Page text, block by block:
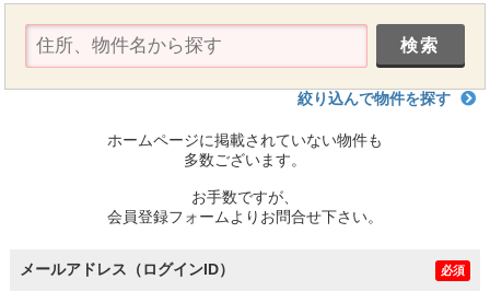
絞り込んで物件を探す
ホームページに掲載されていない物件も
多数ございます。
お手数ですが、
会員登録フォームよりお問合せ下さい。
メールアドレス（ログインID） 必須